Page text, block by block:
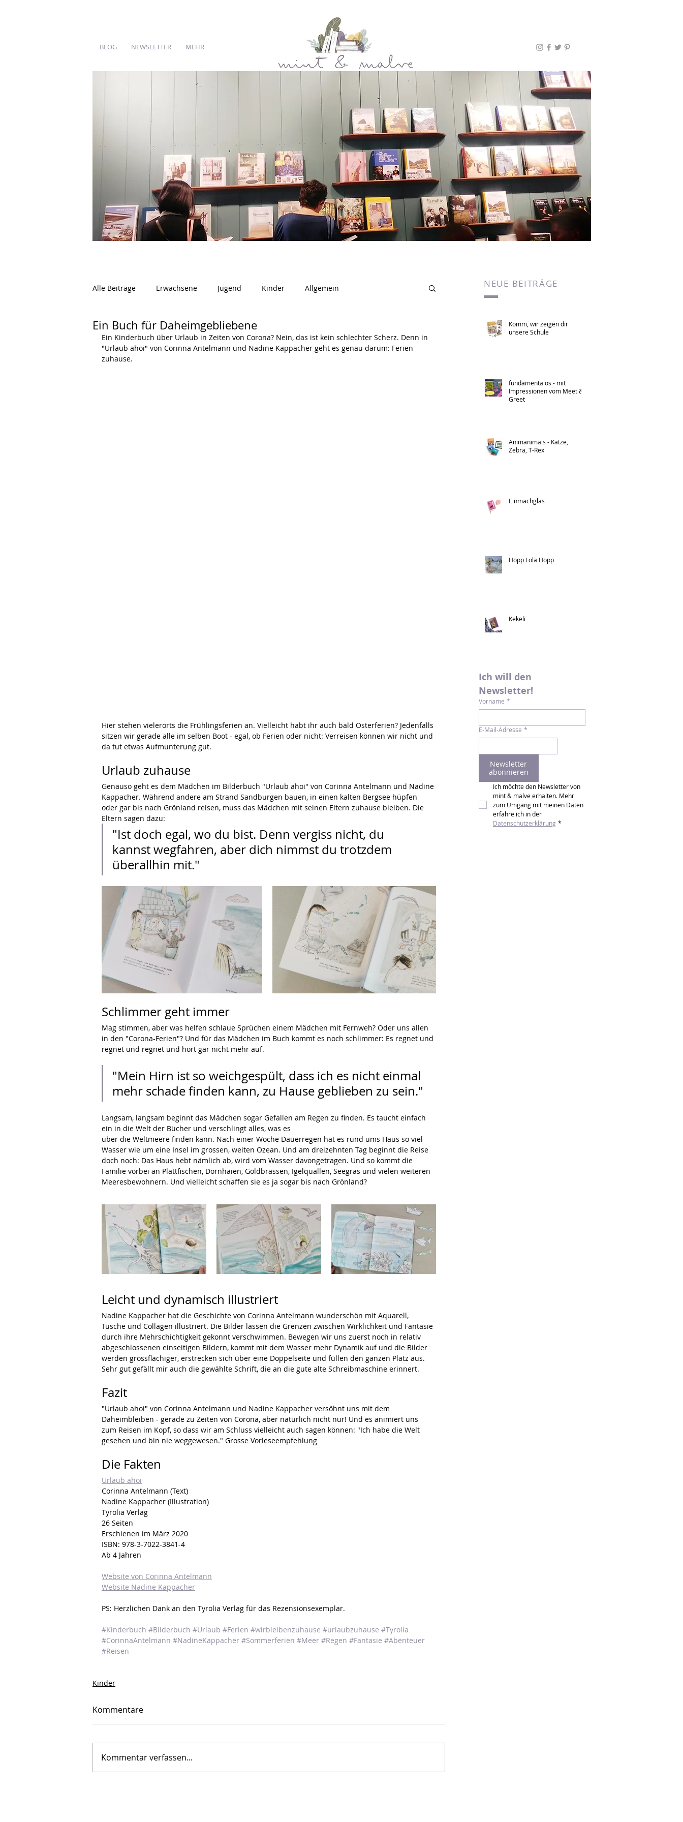
BLOG NEWSLETTER MEHR
Alle Beiträge Erwachsene Jugend Kinder Allgemein
Ein Buch für Daheimgebliebene
Ein Kinderbuch über Urlaub in Zeiten von Corona? Nein, das ist kein schlechter Scherz. Denn in
"Urlaub ahoi" von Corinna Antelmann und Nadine Kappacher geht es genau darum: Ferien
zuhause.
Hier stehen vielerorts die Frühlingsferien an. Vielleicht habt ihr auch bald Osterferien? Jedenfalls
sitzen wir gerade alle im selben Boot - egal, ob Ferien oder nicht: Verreisen können wir nicht und
da tut etwas Aufmunterung gut.
Urlaub zuhause
Genauso geht es dem Mädchen im Bilderbuch "Urlaub ahoi" von Corinna Antelmann und Nadine
Kappacher. Während andere am Strand Sandburgen bauen, in einen kalten Bergsee hüpfen
oder gar bis nach Grönland reisen, muss das Mädchen mit seinen Eltern zuhause bleiben. Die
Eltern sagen dazu:
"Ist doch egal, wo du bist. Denn vergiss nicht, du
kannst wegfahren, aber dich nimmst du trotzdem
überallhin mit."
Schlimmer geht immer
Mag stimmen, aber was helfen schlaue Sprüchen einem Mädchen mit Fernweh? Oder uns allen
in den "Corona-Ferien"? Und für das Mädchen im Buch kommt es noch schlimmer: Es regnet und
regnet und regnet und hört gar nicht mehr auf.
"Mein Hirn ist so weichgespült, dass ich es nicht einmal
mehr schade finden kann, zu Hause geblieben zu sein."
Langsam, langsam beginnt das Mädchen sogar Gefallen am Regen zu finden. Es taucht einfach
ein in die Welt der Bücher und verschlingt alles, was es
über die Weltmeere finden kann. Nach einer Woche Dauerregen hat es rund ums Haus so viel
Wasser wie um eine Insel im grossen, weiten Ozean. Und am dreizehnten Tag beginnt die Reise
doch noch: Das Haus hebt nämlich ab, wird vom Wasser davongetragen. Und so kommt die
Familie vorbei an Plattfischen, Dornhaien, Goldbrassen, Igelquallen, Seegras und vielen weiteren
Meeresbewohnern. Und vielleicht schaffen sie es ja sogar bis nach Grönland?
Leicht und dynamisch illustriert
Nadine Kappacher hat die Geschichte von Corinna Antelmann wunderschön mit Aquarell,
Tusche und Collagen illustriert. Die Bilder lassen die Grenzen zwischen Wirklichkeit und Fantasie
durch ihre Mehrschichtigkeit gekonnt verschwimmen. Bewegen wir uns zuerst noch in relativ
abgeschlossenen einseitigen Bildern, kommt mit dem Wasser mehr Dynamik auf und die Bilder
werden grossflächiger, erstrecken sich über eine Doppelseite und füllen den ganzen Platz aus.
Sehr gut gefällt mir auch die gewählte Schrift, die an die gute alte Schreibmaschine erinnert.
Fazit
"Urlaub ahoi" von Corinna Antelmann und Nadine Kappacher versöhnt uns mit dem
Daheimbleiben - gerade zu Zeiten von Corona, aber natürlich nicht nur! Und es animiert uns
zum Reisen im Kopf, so dass wir am Schluss vielleicht auch sagen können: "Ich habe die Welt
gesehen und bin nie weggewesen." Grosse Vorleseempfehlung
Die Fakten
Urlaub ahoi
Corinna Antelmann (Text)
Nadine Kappacher (Illustration)
Tyrolia Verlag
26 Seiten
Erschienen im März 2020
ISBN: 978-3-7022-3841-4
Ab 4 Jahren
Website von Corinna Antelmann
Website Nadine Kappacher
PS: Herzlichen Dank an den Tyrolia Verlag für das Rezensionsexemplar.
#Kinderbuch #Bilderbuch #Urlaub #Ferien #wirbleibenzuhause #urlaubzuhause #Tyrolia
#CorinnaAntelmann #NadineKappacher #Sommerferien #Meer #Regen #Fantasie #Abenteuer
#Reisen
Kinder
Kommentare
Kommentar verfassen...
NEUE BEITRÄGE
Komm, wir zeigen dir
unsere Schule
fundamentalös - mit
Impressionen vom Meet &
Greet
Animanimals - Katze,
Zebra, T-Rex
Einmachglas
Hopp Lola Hopp
Kekeli
Ich will den
Newsletter!
Vorname *
E-Mail-Adresse *
Newsletter
abonnieren
Ich möchte den Newsletter von
mint & malve erhalten. Mehr
zum Umgang mit meinen Daten
Datenschutzerklärung *